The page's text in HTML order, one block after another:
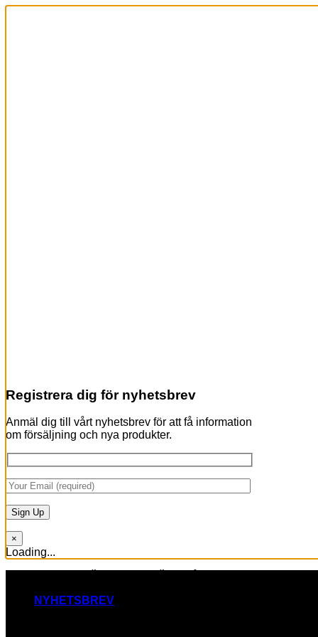
Registrera dig för nyhetsbrev
Anmäl dig till vårt nyhetsbrev för att få information
om försäljning och nya produkter.
×
Loading...
NYHETSBREV